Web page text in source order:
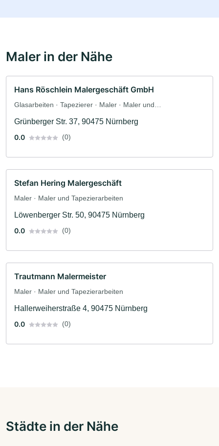
Maler in der Nähe
Hans Röschlein Malergeschäft GmbH
Glasarbeiten · Tapezierer · Maler · Maler und
Grünberger Str. 37, 90475 Nürnberg
0.0
(0)
Stefan Hering Malergeschäft
Maler · Maler und Tapezierarbeiten
Löwenberger Str. 50, 90475 Nürnberg
0.0
(0)
Trautmann Malermeister
Maler · Maler und Tapezierarbeiten
Hallerweiherstraße 4, 90475 Nürnberg
0.0
(0)
Städte in der Nähe